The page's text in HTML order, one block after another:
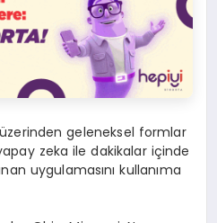
geleneksel formlar
zeka ile dakikalar içinde
uygulamasını kullanıma